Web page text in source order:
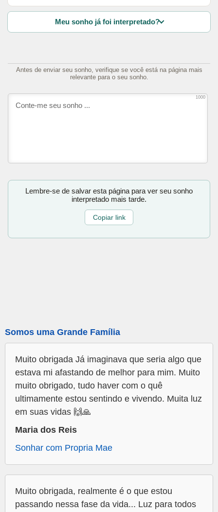
Meu sonho já foi interpretado?
Antes de enviar seu sonho, verifique se você está na página mais
relevante para o seu sonho.
1000
Lembre-se de salvar esta página para ver seu sonho
interpretado mais tarde.
Copiar link
Somos uma Grande Família
Muito obrigada Já imaginava que seria algo que
estava mi afastando de melhor para mim. Muito
muito obrigado, tudo haver com o quê
ultimamente estou sentindo e vivendo. Muita luz
em suas vidas 🙌🙏
Maria dos Reis
Sonhar com Propria Mae
Muito obrigada, realmente é o que estou
passando nessa fase da vida... Luz para todos